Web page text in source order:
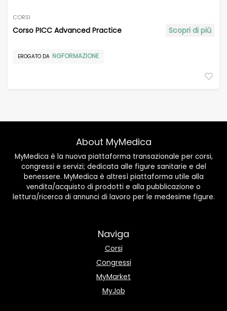
CORSI
Corso PICC Advanced Practice Scopri di più
EROGATO DA NGFORMAZIONE
About MyMedica
MyMedica è la nuova piattaforma transazionale per corsi,
congressi e servizi; dedicata alle figure sanitarie e del
benessere. MyMedica è altresì piattaforma utile alla
vendita/acquisto di prodotti e alla pubblicazione o
lettura/ricerca di annunci di lavoro per le medesime figure.
Naviga
Corsi
Congressi
MyMarket
MyJob